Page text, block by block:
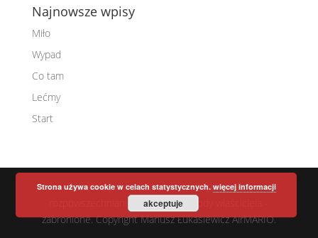
Najnowsze wpisy
Miło
Wypad
Co tam
Lećmy
Start
Wszelkie prawa zastrzeżone. Kopiowanie i
rozpowszechnianie danych bez zgody właściciela -
zabronione. Copyright Mariusz Łukasiewicz AirMARIO.
Strona używa cookie w celach statystycznych. więcej informacji
akceptuje